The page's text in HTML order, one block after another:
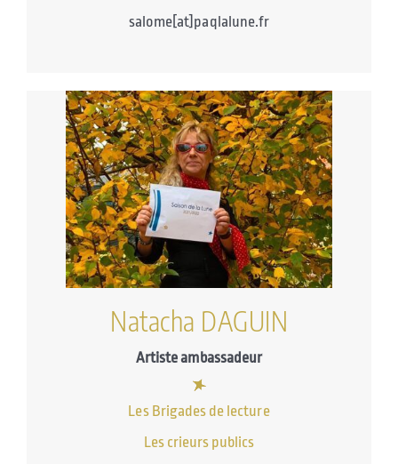
salome[at]paqlalune.fr
Natacha DAGUIN
Artiste ambassadeur
Les Brigades de lecture
Les crieurs publics